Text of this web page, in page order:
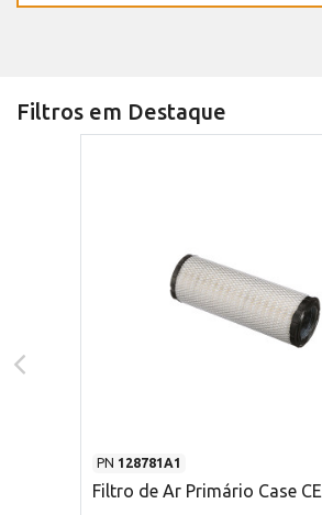
Filtros em Destaque
PN 128781A1
Filtro de Ar Primário Case CE